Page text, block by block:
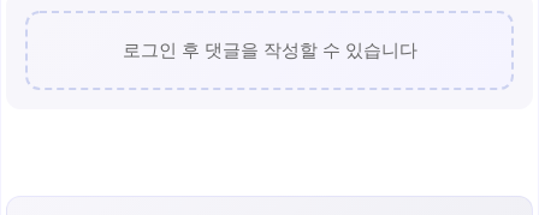
로그인 후 댓글을 작성할 수 있습니다